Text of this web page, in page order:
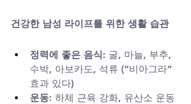
건강한 남성 라이프를 위한 생활 습관
정력에 좋은 음식: 굴, 마늘, 부추,
수박, 아보카도, 석류 (“비아그라”
효과 있다)
운동: 하체 근육 강화, 유산소 운동